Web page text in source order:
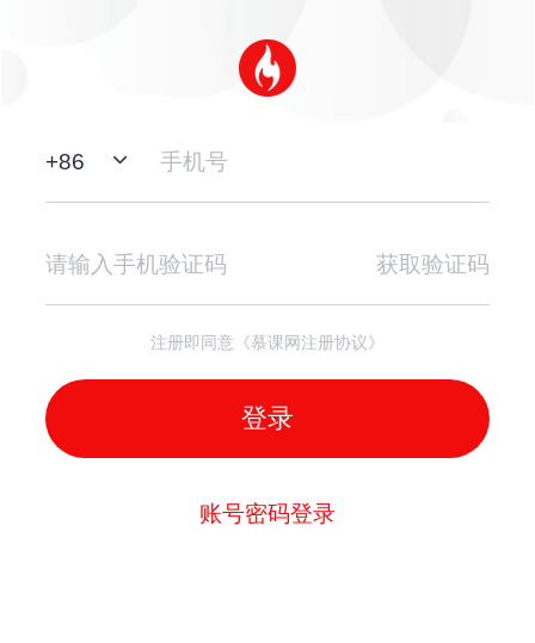
+86
获取验证码
注册即同意《慕课网注册协议》
登录
账号密码登录